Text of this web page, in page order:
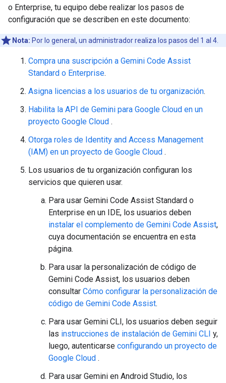
o Enterprise, tu equipo debe realizar los pasos de
configuración que se describen en este documento:
Nota: Por lo general, un administrador realiza los pasos del 1 al 4.
Compra una suscripción a Gemini Code Assist
Standard o Enterprise.
Asigna licencias a los usuarios de tu organización.
Habilita la API de Gemini para Google Cloud en un
proyecto Google Cloud .
Otorga roles de Identity and Access Management
(IAM) en un proyecto de Google Cloud .
Los usuarios de tu organización configuran los
servicios que quieren usar.
Para usar Gemini Code Assist Standard o
Enterprise en un IDE, los usuarios deben
instalar el complemento de Gemini Code Assist,
cuya documentación se encuentra en esta
página.
Para usar la personalización de código de
Gemini Code Assist, los usuarios deben
consultar Cómo configurar la personalización de
código de Gemini Code Assist.
Para usar Gemini CLI, los usuarios deben seguir
las instrucciones de instalación de Gemini CLI y,
luego, autenticarse configurando un proyecto de
Google Cloud .
Para usar Gemini en Android Studio, los